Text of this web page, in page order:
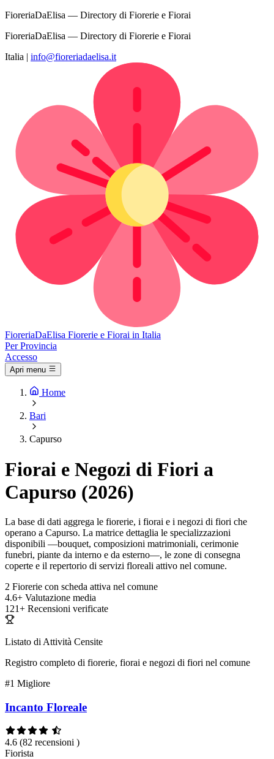
FioreriaDaElisa — Directory di Fiorerie e Fiorai
FioreriaDaElisa — Directory di Fiorerie e Fiorai
Italia | info@fioreriadaelisa.it
FioreriaDaElisa Fiorerie e Fiorai in Italia
Per Provincia
Accesso
Apri menu
Home
Bari
Capurso
Fiorai e Negozi di Fiori a
Capurso (2026)
La base di dati aggrega le fiorerie, i fiorai e i negozi di fiori che
operano a Capurso. La matrice dettaglia le specializzazioni
disponibili —bouquet, composizioni matrimoniali, cerimonie
funebri, piante da interno e da esterno—, le zone di consegna
coperte e il repertorio di servizi floreali attivo nel comune.
2 Fiorerie con scheda attiva nel comune
4.6+ Valutazione media
121+ Recensioni verificate
Listato di Attività Censite
Registro completo di fiorerie, fiorai e negozi di fiori nel comune
#1 Migliore
Incanto Floreale
4.6 (82 recensioni )
Fiorista